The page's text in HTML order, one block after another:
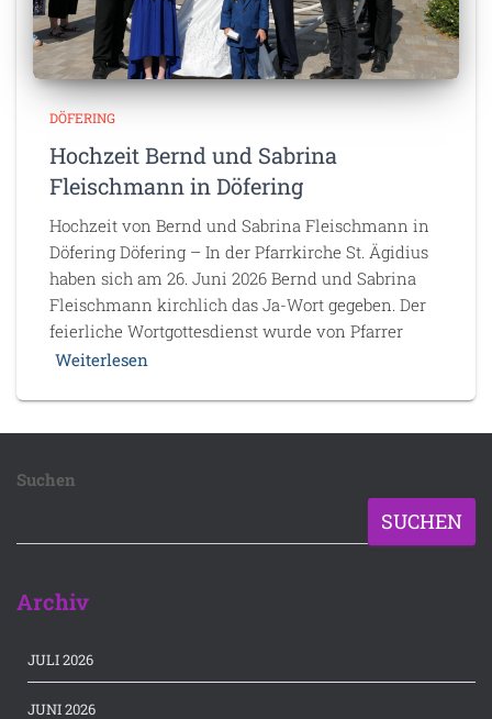
DÖFERING
Hochzeit Bernd und Sabrina
Fleischmann in Döfering
Hochzeit von Bernd und Sabrina Fleischmann in
Döfering Döfering – In der Pfarrkirche St. Ägidius
haben sich am 26. Juni 2026 Bernd und Sabrina
Fleischmann kirchlich das Ja-Wort gegeben. Der
feierliche Wortgottesdienst wurde von Pfarrer
Weiterlesen
Suchen
SUCHEN
Archiv
JULI 2026
JUNI 2026